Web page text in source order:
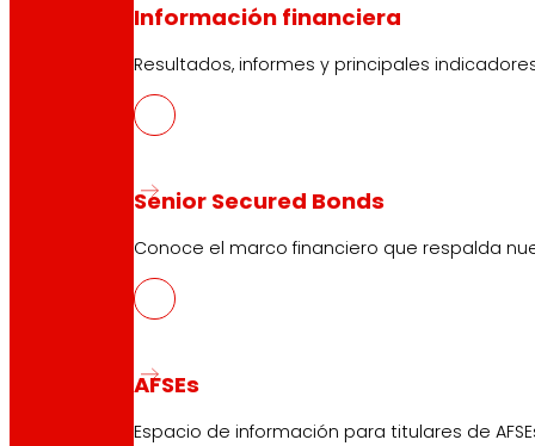
Información financiera
Resultados, informes y principales
Senior Secured Bonds
Conoce el marco financiero que respalda
AFSEs
Espacio de información para titulares de